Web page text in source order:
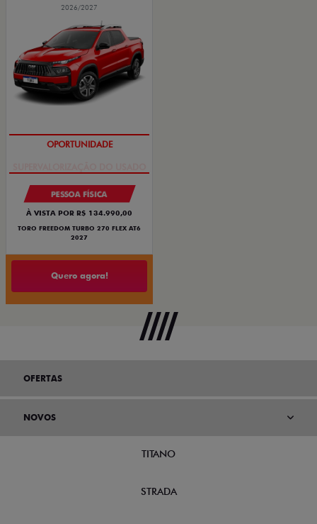
2026/2027
OPORTUNIDADE
PESSOA FÍSICA
À VISTA POR R$ 134.990,00
TORO FREEDOM TURBO 270 FLEX AT6
2027
Quero agora!
OFERTAS
NOVOS
TITANO
STRADA